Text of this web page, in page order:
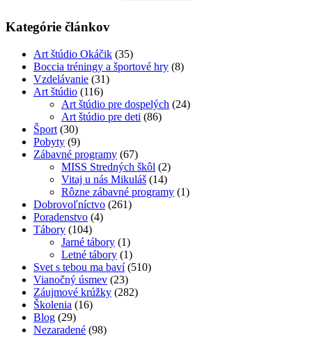
Kategórie článkov
Art štúdio Okáčik (35)
Boccia tréningy a športové hry (8)
Vzdelávanie (31)
Art štúdio (116)
Art štúdio pre dospelých (24)
Art štúdio pre deti (86)
Šport (30)
Pobyty (9)
Zábavné programy (67)
MISS Stredných škôl (2)
Vitaj u nás Mikuláš (14)
Rôzne zábavné programy (1)
Dobrovoľníctvo (261)
Poradenstvo (4)
Tábory (104)
Jarné tábory (1)
Letné tábory (1)
Svet s tebou ma baví(510)
Vianočný úsmev (23)
Záujmové krúžky (282)
Školenia (16)
Blog (29)
Nezaradené (98)